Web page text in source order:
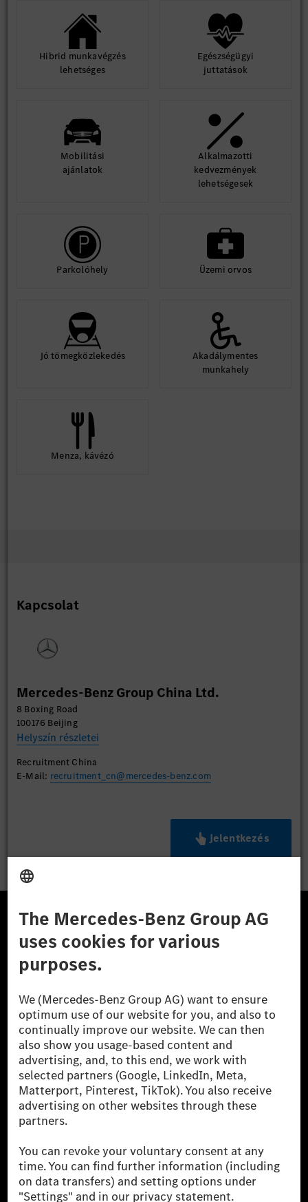
Hibrid munkavégzés
lehetséges
Egészségügyi
juttatások
Mobilitási
ajánlatok
Alkalmazotti
kedvezmények
lehetségesek
Parkolóhely Üzemi orvos
Jó tömegközlekedés
Akadálymentes
munkahely
Menza, kávézó
Kapcsolat
Mercedes-Benz Group China Ltd.
8 Boxing Road
100176 Beijing
Helyszín részletei
Recruitment China
E-Mail: recruitment_cn@mercedes-benz.com
Jelentkezés
A Mercedes-Benz Csoport
A Mercedes-Benz Group AG (korábbi Daimler AG) a
Mercedes-Benz AG-val együtt a prémium és
luxusautók, valamint kishaszonjárművek vezető
globális szállítói vagyunk. A Mercedes-Benz Mobility
AG finanszírozást, lízinget, autó előfizetést és
autókölcsönzést, flottakezelést, digitális
szolgáltatásokat a töltéshez és fizetéshez,
biztosításközvetítést, valamint innovatív mobilitási
szolgáltatásokat kínál.